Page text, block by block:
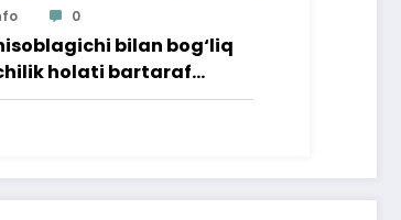
0
bilan bog‘liq
holati bartaraf